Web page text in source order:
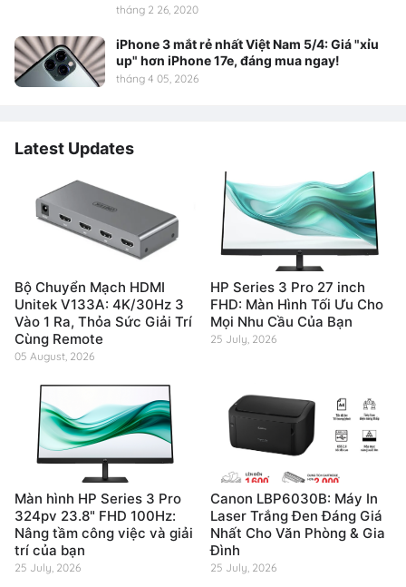
tháng 2 26, 2020
iPhone 3 mắt rẻ nhất Việt Nam 5/4: Giá "xỉu
up" hơn iPhone 17e, đáng mua ngay!
tháng 4 05, 2026
Latest Updates
Bộ Chuyển Mạch HDMI
Unitek V133A: 4K/30Hz 3
Vào 1 Ra, Thỏa Sức Giải Trí
Cùng Remote
05 August, 2026
HP Series 3 Pro 27 inch
FHD: Màn Hình Tối Ưu Cho
Mọi Nhu Cầu Của Bạn
25 July, 2026
Màn hình HP Series 3 Pro
324pv 23.8" FHD 100Hz:
Nâng tầm công việc và giải
trí của bạn
25 July, 2026
Canon LBP6030B: Máy In
Laser Trắng Đen Đáng Giá
Nhất Cho Văn Phòng & Gia
Đình
25 July, 2026